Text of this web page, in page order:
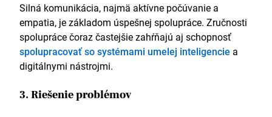
Silná komunikácia, najmä aktívne počúvanie a
empatia, je základom úspešnej spolupráce. Zručnosti
spolupráce čoraz častejšie zahŕňajú aj schopnosť
spolupracovať so systémami umelej inteligencie a
digitálnymi nástrojmi.
3. Riešenie problémov